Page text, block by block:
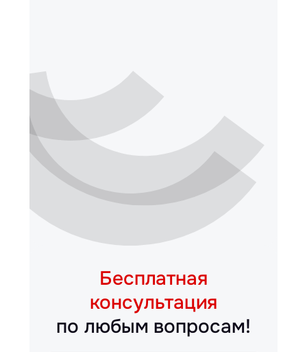
Бесплатная
консультация
по любым вопросам!